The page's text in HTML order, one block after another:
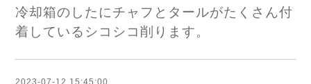
冷却箱のしたにチャフとタールがたくさん付
着しているシコシコ削ります。
2023-07-12 15:45:00